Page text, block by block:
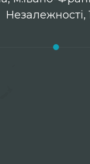
Незалежності,